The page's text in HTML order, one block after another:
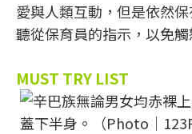
愛與人類互動，但是依然
聽從保育員的指示，以免
MUST TRY LIST